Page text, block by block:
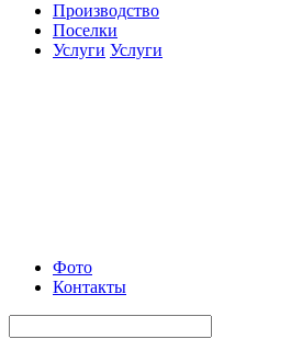
Производство
Поселки
Услуги Услуги
Фото
Контакты